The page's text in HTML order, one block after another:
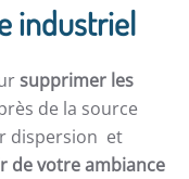
industriel
supprimer les
de la source
dispersion et
de votre ambiance